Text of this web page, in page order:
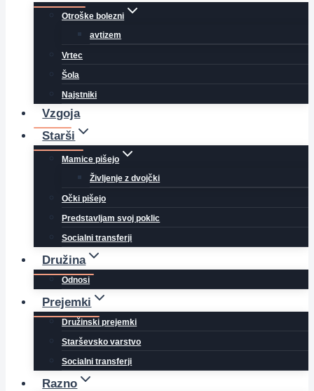
Otroške bolezni
avtizem
Vrtec
Šola
Najstniki
Vzgoja
Starši
Mamice pišejo
Življenje z dvojčki
Očki pišejo
Predstavljam svoj poklic
Socialni transferji
Družina
Odnosi
Prejemki
Družinski prejemki
Starševsko varstvo
Socialni transferji
Razno